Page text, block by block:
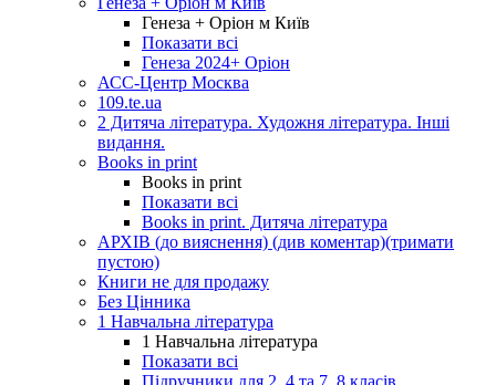
Генеза + Оріон м Київ
Показати всі
Генеза 2024+ Оріон
АСС-Центр Москва
109.te.ua
2 Дитяча література. Художня література. Інші
видання.
Books in print
Books in print
Показати всі
Books in print. Дитяча література
АРХІВ (до вияснення) (див коментар)(тримати
пустою)
Книги не для продажу
Без Цінника
1 Навчальна література
1 Навчальна література
Показати всі
Підручники для 2, 4 та 7, 8 класів